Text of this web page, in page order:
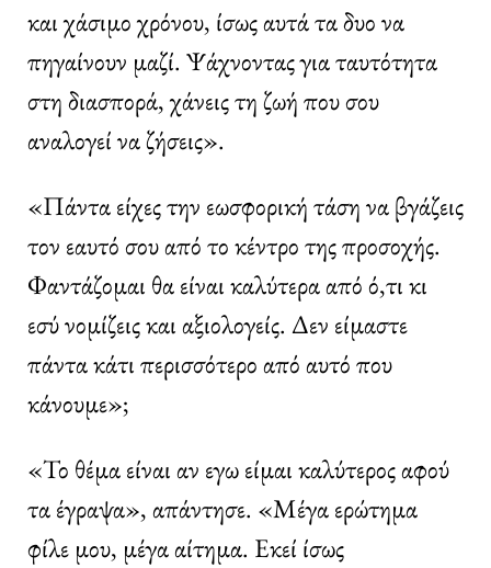
και χάσιμο χρόνου, ίσως αυτά τα δυο να
πηγαίνουν μαζί. Ψάχνοντας για ταυτότητα
στη διασπορά, χάνεις τη ζωή που σου
αναλογεί να ζήσεις».
«Πάντα είχες την εωσφορική τάση να βγάζεις
τον εαυτό σου από το κέντρο της προσοχής.
Φαντάζομαι θα είναι καλύτερα από ό,τι κι
εσύ νομίζεις και αξιολογείς. Δεν είμαστε
πάντα κάτι περισσότερο από αυτό που
κάνουμε»;
«Το θέμα είναι αν εγω είμαι καλύτερος αφού
τα έγραψα», απάντησε. «Μέγα ερώτημα
φίλε μου, μέγα αίτημα. Εκεί ίσως